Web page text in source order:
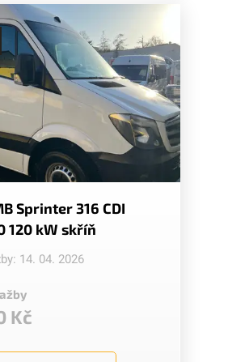
Sprinter 316 CDI
120 kW skříň
14. 04. 2026
Kč